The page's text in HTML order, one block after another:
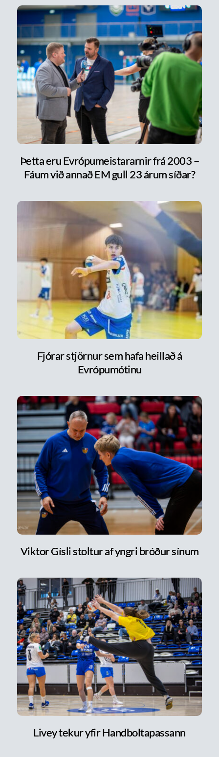
Þetta eru Evrópumeistararnir frá 2003 –
Fáum við annað EM gull 23 árum síðar?
Fjórar stjörnur sem hafa heillað á
Evrópumótinu
Viktor Gísli stoltur af yngri bróður sínum
Livey tekur yfir Handboltapassann